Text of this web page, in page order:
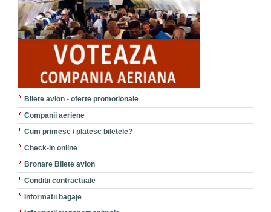
Bilete avion - oferte promotionale
Companii aeriene
Cum primesc / platesc biletele?
Check-in online
Bronare Bilete avion
Conditii contractuale
Informatii bagaje